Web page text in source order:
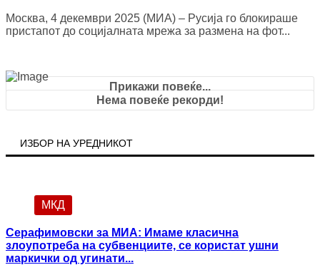
Москва, 4 декември 2025 (МИА) – Русија го блокираше
пристапот до социјалната мрежа за размена на фот...
Прикажи повеќе...
Нема повеќе рекорди!
ИЗБОР НА УРЕДНИКОТ
МКД
Серафимовски за МИА: Имаме класична
злоупотреба на субвенциите, се користат ушни
маркички од угинати...